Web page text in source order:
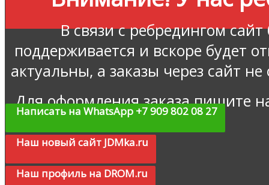
В связи с ребредингом
поддерживается и вскоре будет
актуальны, а заказы через сайт
Для оформления заказа пишите
Написать на WhatsApp +7 909 802 08 27
Наш новый сайт JDMka.ru
Наш профиль на DROM.ru